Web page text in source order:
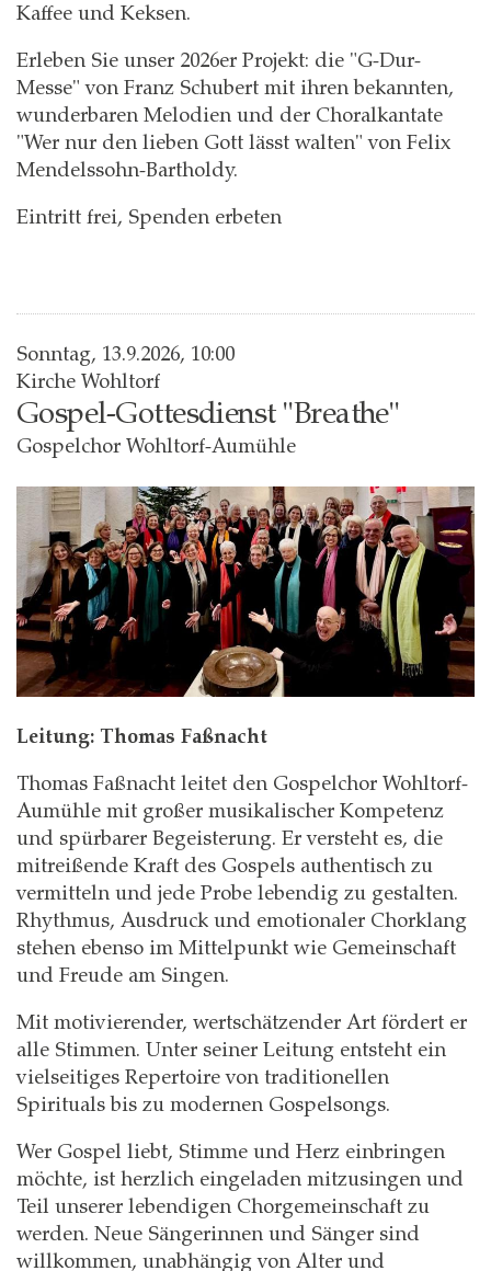
Kaffee und Keksen.
Erleben Sie unser 2026er Projekt: die "G-Dur-
Messe" von Franz Schubert mit ihren bekannten,
wunderbaren Melodien und der Choralkantate
"Wer nur den lieben Gott lässt walten" von Felix
Mendelssohn-Bartholdy.
Eintritt frei, Spenden erbeten
Sonntag, 13.9.2026, 10:00
Kirche Wohltorf
Gospel-Gottesdienst "Breathe"
Gospelchor Wohltorf-Aumühle
Leitung: Thomas Faßnacht
Thomas Faßnacht leitet den Gospelchor Wohltorf-
Aumühle mit großer musikalischer Kompetenz
und spürbarer Begeisterung. Er versteht es, die
mitreißende Kraft des Gospels authentisch zu
vermitteln und jede Probe lebendig zu gestalten.
Rhythmus, Ausdruck und emotionaler Chorklang
stehen ebenso im Mittelpunkt wie Gemeinschaft
und Freude am Singen.
Mit motivierender, wertschätzender Art fördert er
alle Stimmen. Unter seiner Leitung entsteht ein
vielseitiges Repertoire von traditionellen
Spirituals bis zu modernen Gospelsongs.
Wer Gospel liebt, Stimme und Herz einbringen
möchte, ist herzlich eingeladen mitzusingen und
Teil unserer lebendigen Chorgemeinschaft zu
werden. Neue Sängerinnen und Sänger sind
willkommen, unabhängig von Alter und